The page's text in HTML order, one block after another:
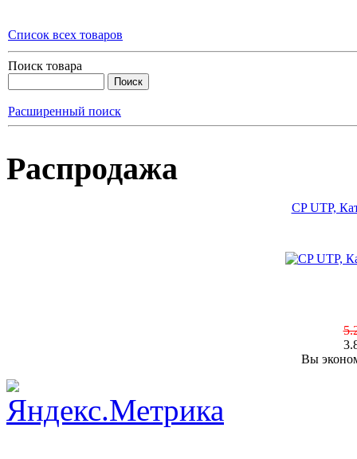
Список всех товаров
Поиск товара
Расширенный поиск
Распродажа
CP UTP,
Вы